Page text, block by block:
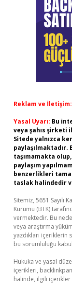
Reklam ve İletişim:
Yasal Uyarı: Bu
veya şahıs şirketi
Sitede yalnızca
taşımamakta
paylaşım
benzerlikleri
taslak halindedir
Sitemiz, 5651 Sayılı
Kurumu (BTK)
vermektedir. Bu
veya araştırma
yazdıkları
bu sorumluluğu
Hukuka ve yasal
içerikleri,
halinde, ilgili içerikler